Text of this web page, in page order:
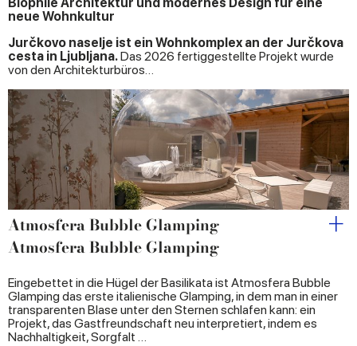
neue Wohnkultur
Jurčkovo naselje ist ein Wohnkomplex an der Jurčkova
cesta in Ljubljana.Das 2026 fertiggestellte Projekt wurde
von den Architekturbüros…
Atmosfera Bubble Glamping
Atmosfera Bubble Glamping
Eingebettet in die Hügel der Basilikata ist Atmosfera Bubble
Glamping das erste italienische Glamping, in dem man in einer
transparenten Blase unter den Sternen schlafen kann: ein
Projekt, das Gastfreundschaft neu interpretiert, indem es
Nachhaltigkeit, Sorgfalt …